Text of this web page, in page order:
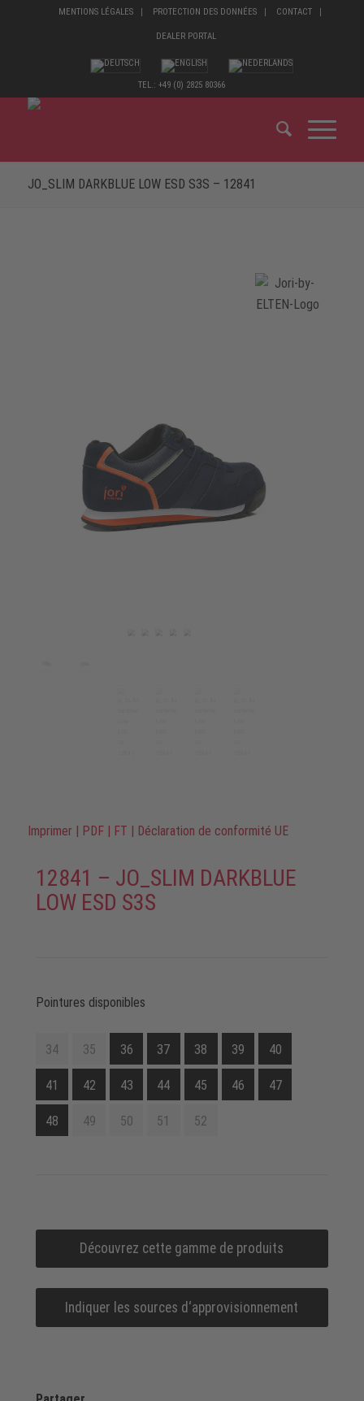
MENTIONS LÉGALES PROTECTION DES DONNÉES CONTACT
DEALER PORTAL
TEL.: +49 (0) 2825 80366
JO_SLIM DARKBLUE LOW ESD S3S – 12841
Imprimer | PDF | FT | Déclaration de conformité UE
12841 – JO_SLIM DARKBLUE
LOW ESD S3S
Pointures disponibles
34 35 36 37 38 39 40
41 42 43 44 45 46 47
48 49 50 51 52
Découvrez cette gamme de produits
Indiquer les sources d‘approvisionnement